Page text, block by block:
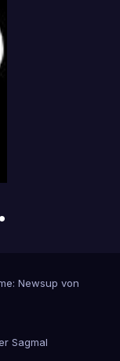
Newsup von
Sagmal